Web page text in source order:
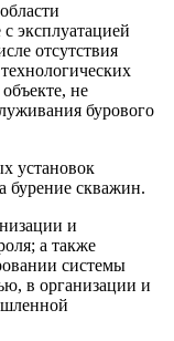
эксплуатацией
отсутствия
не
бурового
установок
бурение скважин.
и
а также
системы
в организации и